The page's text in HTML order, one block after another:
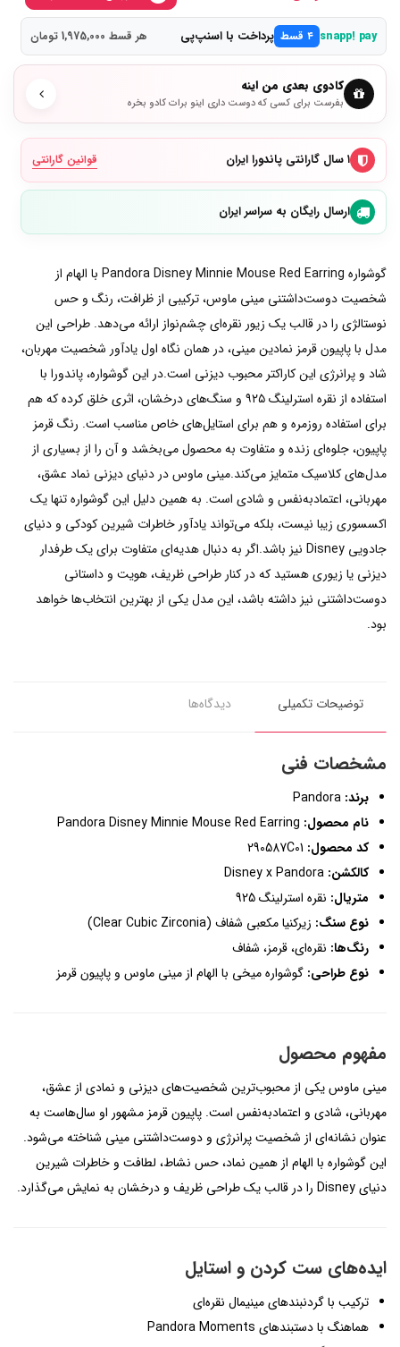
snapp! pay ۴ قسط پرداخت با اسنپ‌پی هر قسط 1,975,000 تومان
کادوی بعدی من اینه
بفرست برای کسی که دوست داری اینو برات کادو بخره
۱ سال گارانتی پاندورا ایران قوانین گارانتی
ارسال رایگان به سراسر ایران
گوشواره Pandora Disney Minnie Mouse Red Earring با الهام از
شخصیت دوست‌داشتنی مینی ماوس، ترکیبی از ظرافت، رنگ و حس
نوستالژی را در قالب یک زیور نقره‌ای چشم‌نواز ارائه می‌دهد. طراحی این
مدل با پاپیون قرمز نمادین مینی، در همان نگاه اول یادآور شخصیت مهربان،
شاد و پرانرژی این کاراکتر محبوب دیزنی است.در این گوشواره، پاندورا با
استفاده از نقره استرلینگ ۹۲۵ و سنگ‌های درخشان، اثری خلق کرده که هم
برای استفاده روزمره و هم برای استایل‌های خاص مناسب است. رنگ قرمز
پاپیون، جلوه‌ای زنده و متفاوت به محصول می‌بخشد و آن را از بسیاری از
مدل‌های کلاسیک متمایز می‌کند.مینی ماوس در دنیای دیزنی نماد عشق،
مهربانی، اعتمادبه‌نفس و شادی است. به همین دلیل این گوشواره تنها یک
اکسسوری زیبا نیست، بلکه می‌تواند یادآور خاطرات شیرین کودکی و دنیای
جادویی Disney نیز باشد.اگر به دنبال هدیه‌ای متفاوت برای یک طرفدار
دیزنی یا زیوری هستید که در کنار طراحی ظریف، هویت و داستانی
دوست‌داشتنی نیز داشته باشد، این مدل یکی از بهترین انتخاب‌ها خواهد
بود.
توضیحات تکمیلی دیدگاه‌ها
مشخصات فنی
برند:
نام محصول:
کد محصول:
کالکشن:
متریال: نقره استرلینگ 925
نوع سنگ: زیرکنیا مکعبی شفاف (Clear Cubic Zirconia)
رنگ‌ها: نقره‌ای، قرمز، شفاف
نوع طراحی: گوشواره میخی با الهام از مینی ماوس و پاپیون قرمز
مفهوم محصول
مینی ماوس یکی از محبوب‌ترین شخصیت‌های دیزنی و نمادی از عشق،
مهربانی، شادی و اعتمادبه‌نفس است. پاپیون قرمز مشهور او سال‌هاست به
عنوان نشانه‌ای از شخصیت پرانرژی و دوست‌داشتنی مینی شناخته می‌شود.
این گوشواره با الهام از همین نماد، حس نشاط، لطافت و خاطرات شیرین
دنیای Disney را در قالب یک طراحی ظریف و درخشان به نمایش می‌گذارد.
ایده‌های ست کردن و استایل
ترکیب با گردنبندهای مینیمال نقره‌ای
هماهنگ با دستبندهای Pandora Moments